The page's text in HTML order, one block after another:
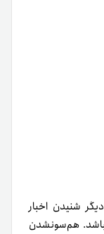
شنیدن اخبار
هم‌سونشدن